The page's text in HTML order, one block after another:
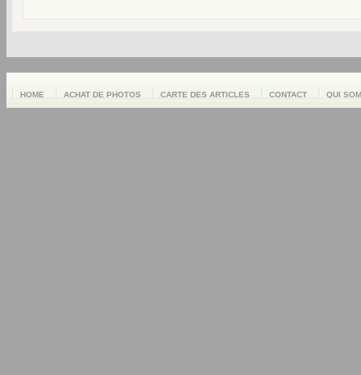
HOME ACHAT DE PHOTOS CARTE DES ARTICLES CONTACT QUI